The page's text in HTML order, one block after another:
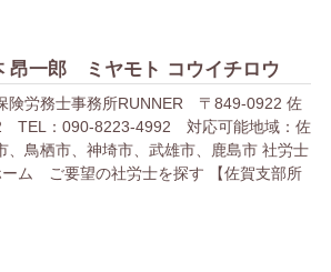
昂一郎 ミヤモト コウイチロウ
険労務士事務所RUNNER 〒849-0922 佐
TEL：090-8223-4992 対応可能地域：佐
、鳥栖市、神埼市、武雄市、鹿島市 社労士
ム ご要望の社労士を探す 【佐賀支部所